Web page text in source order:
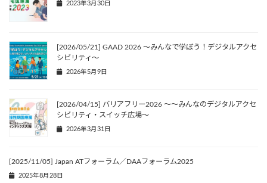
2023年3月30日
[2026/05/21] GAAD 2026 〜みんなで学ぼう！デジタルアクセ
シビリティ〜
2026年5月9日
[2026/04/15] バリアフリー2026 〜〜みんなのデジタルアクセ
シビリティ・スイッチ広場〜
2026年3月31日
[2025/11/05] Japan ATフォーラム／DAAフォーラム2025
2025年8月28日